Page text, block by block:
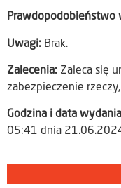
Prawdopodobieństwo
Uwagi: Brak.
Zalecenia: Zaleca się
zabezpieczenie
Godzina i data
05:41 dnia